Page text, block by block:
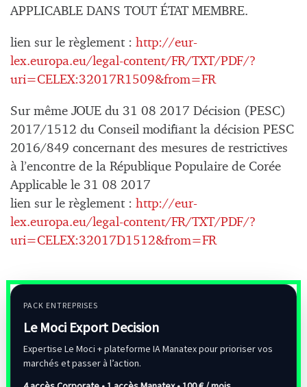
APPLICABLE DANS TOUT ÉTAT MEMBRE.
lien sur le règlement : http://eur-
lex.europa.eu/legal-content/FR/TXT/PDF/?
uri=CELEX:32017R1509&from=FR
Sur même JOUE du 31 08 2017 Décision (PESC)
2017/1512 du Conseil modifiant la décision PESC
2016/849 concernant des mesures de restrictives
à l’encontre de la République Populaire de Corée
Applicable le 31 08 2017
lien sur le règlement : http://eur-
lex.europa.eu/legal-content/FR/TXT/PDF/?
uri=CELEX:32017D1512&from=FR
PACK ENTREPRISES
Le Moci Export Decision
Expertise Le Moci + plateforme IA Manatex pour prioriser vos
marchés et passer à l’action.